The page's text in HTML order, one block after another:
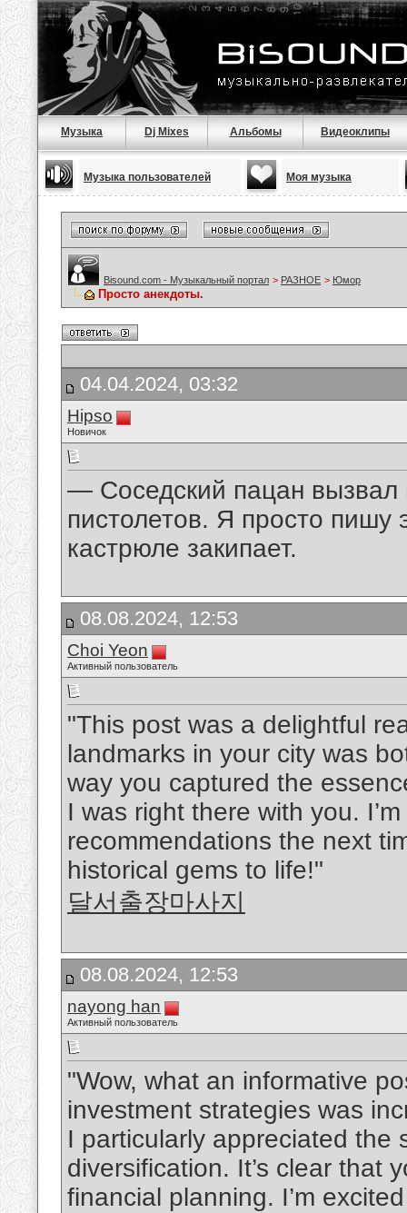
Музыка Dj Mixes Альбомы Видеоклипы
Музыка пользователей Моя музыка
Bisound.com - Музыкальный портал > РАЗНОЕ > Юмор
Просто анекдоты.
04.04.2024, 03:32
Hipso
Новичок
— Соседский пацан вызвал
пистолетов. Я просто пишу
кастрюле закипает.
08.08.2024, 12:53
Choi Yeon
Активный пользователь
"This post was a delightful
landmarks in your city was
way you captured the
I was right there with you.
recommendations the next
historical gems to life!"
달서출장마사지
08.08.2024, 12:53
nayong han
Активный пользователь
"Wow, what an informative
investment strategies was
I particularly appreciated the
diversification. It’s clear that
financial planning. I’m